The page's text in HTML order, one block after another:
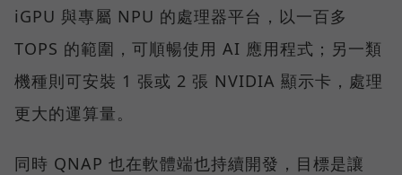
iGPU 與專屬 NPU 的處理器平台，以一百多
TOPS 的範圍，可順暢使用 AI 應用程式；另一類
機種則可安裝 1 張或 2 張 NVIDIA 顯示卡，處理
更大的運算量。
同時 QNAP 也在軟體端也持續開發，目標是讓